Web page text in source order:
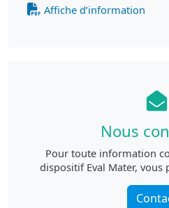
Affiche d’information
Nous
Pour toute information
dispositif Eval Mater, vous